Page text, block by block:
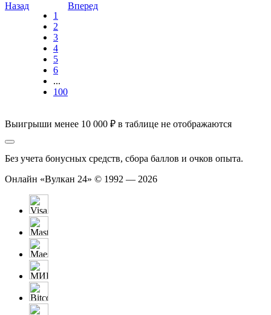
Назад
1
2
3
4
5
6
...
100
Вперед
Выигрыши менее 10 000 ₽ в таблице не отображаются
Без учета бонусных средств, сбора баллов и очков опыта.
Онлайн «Вулкан 24» © 1992 — 2026